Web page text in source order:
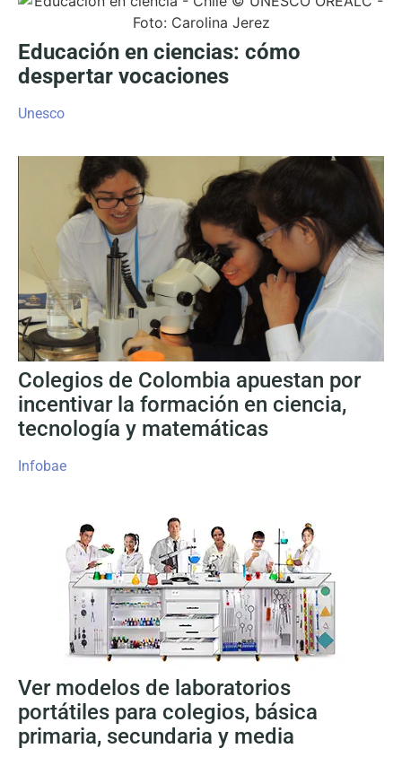
Educación en ciencias: cómo
despertar vocaciones
Unesco
Colegios de Colombia apuestan por
incentivar la formación en ciencia,
tecnología y matemáticas
Infobae
Ver modelos de laboratorios
portátiles para colegios, básica
primaria, secundaria y media